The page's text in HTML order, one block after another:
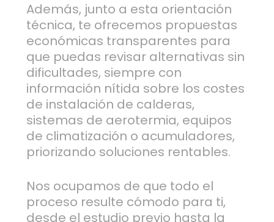
Además, junto a esta orientación
técnica, te ofrecemos propuestas
económicas transparentes para
que puedas revisar alternativas sin
dificultades, siempre con
información nítida sobre los costes
de instalación de calderas,
sistemas de aerotermia, equipos
de climatización o acumuladores,
priorizando soluciones rentables.
Nos ocupamos de que todo el
proceso resulte cómodo para ti,
desde el estudio previo hasta la